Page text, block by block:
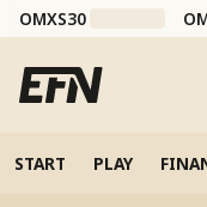
OMXS30
START PLAY